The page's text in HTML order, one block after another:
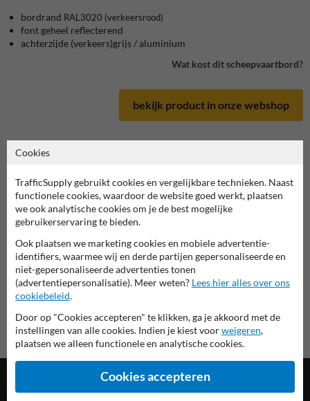
Scheepvaartbord in serie B
deze informatie printen
overzicht officiële scheepvaartborden
Scheepvaartbord.nl
bordrand RAL3020 (verkeersrood)
font geheel reflecterend
achterzijde (verkeers)grijs / aluminium
Wat kost dit scheepvaartbord?
bekijk product in onze webshop
Cookies
TrafficSupply gebruikt cookies en vergelijkbare technieken. Naast
functionele cookies, waardoor de website goed werkt, plaatsen
we ook analytische cookies om je de best mogelijke
gebruikerservaring te bieden.
Ook plaatsen we marketing cookies en mobiele advertentie-
identifiers, waarmee wij en derde partijen gepersonaliseerde en
niet-gepersonaliseerde advertenties tonen
(advertentiepersonalisatie). Meer weten? Lees hier alles over ons
cookiebeleid.
Door op "Cookies accepteren" te klikken, ga je akkoord met de
instellingen van alle cookies. Indien je kiest voorweigeren,
plaatsen we alleen functionele en analytische cookies.
Cookies accepteren